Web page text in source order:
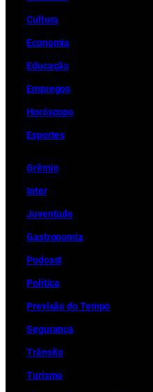
Cultura
Economia
Educação
Empregos
Horóscopo
Esportes
Grêmio
Inter
Juventude
Gastronomia
Podcast
Política
Previsão do Tempo
Segurança
Trânsito
Turismo